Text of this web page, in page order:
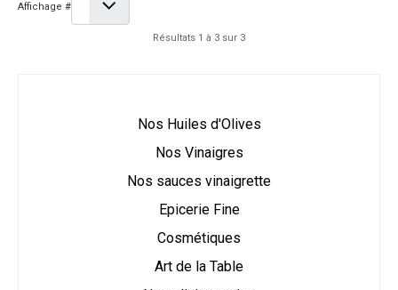
Affichage #
Résultats 1 à 3 sur 3
Nos Huiles d'Olives
Nos Vinaigres
Nos sauces vinaigrette
Epicerie Fine
Cosmétiques
Art de la Table